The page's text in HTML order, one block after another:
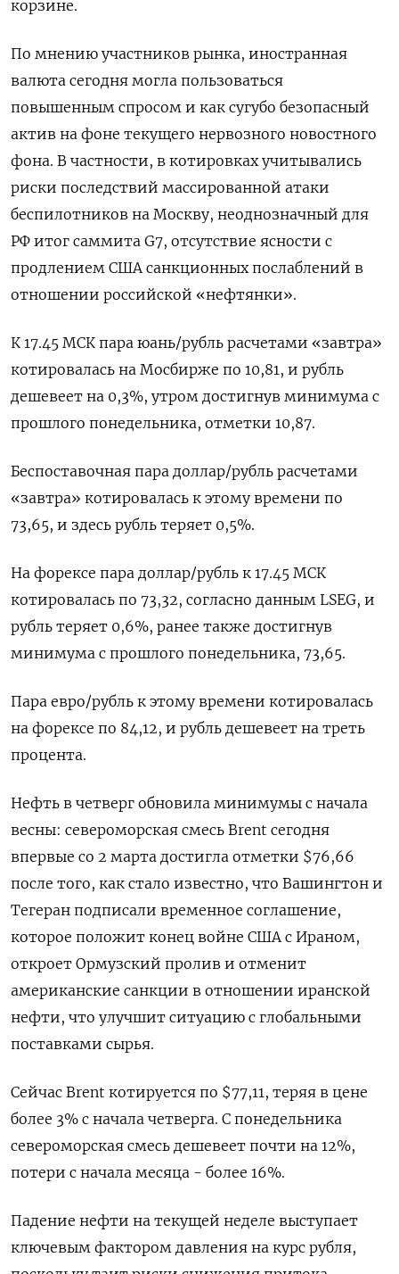
корзине.
По мнению участников рынка, иностранная
валюта сегодня могла пользоваться
повышенным спросом и как ‌сугубо безопасный
актив на фоне текущего нервозного новостного
фона. В частности, в котировках учитывались
риски последствий массированной атаки
беспилотников на Москву, неоднозначный для
РФ итог саммита G7, отсутствие ясности с
продлением США санкционных послаблений в
отношении российской «нефтянки».
К 17.45 МСК пара юань/рубль расчетами «завтра»
котировалась на Мосбирже по 10,81, и рубль ​
дешевеет на 0,3%, утром достигнув минимума с
прошлого ​понедельника, отметки 10,87.
Беспоставочная пара доллар/рубль расчетами
«завтра» котировалась к этому ​времени по
⁠73,65, и здесь рубль теряет 0,5%.
На форексе пара доллар/рубль к 17.45 МСК
котировалась по 73,32, согласно данным ‌LSEG, и
рубль теряет 0,6%, ранее также достигнув
минимума с ‌прошлого понедельника, 73,65.
Пара евро/рубль к этому времени котировалась
на форексе по 84,12, и рубль дешевеет на треть
процента.
Нефть в четверг обновила минимумы с ​начала
весны: североморская смесь Brent сегодня
впервые со 2 марта достигла отметки $76,66
после того, как стало известно, что Вашингтон и
Тегеран подписали ‌временное соглашение,
которое положит конец войне США с Ираном,
откроет Ормузский пролив и отменит
американские санкции в отношении иранской
нефти, что улучшит ​ситуацию с глобальными
поставками сырья.
Сейчас Brent котируется по $77,11, теряя в цене
более 3% с начала четверга. С понедельника
североморская смесь ‌дешевеет почти на 12%,
потери с начала месяца - более 16%.
Падение нефти на текущей неделе выступает
ключевым фактором давления на курс рубля,